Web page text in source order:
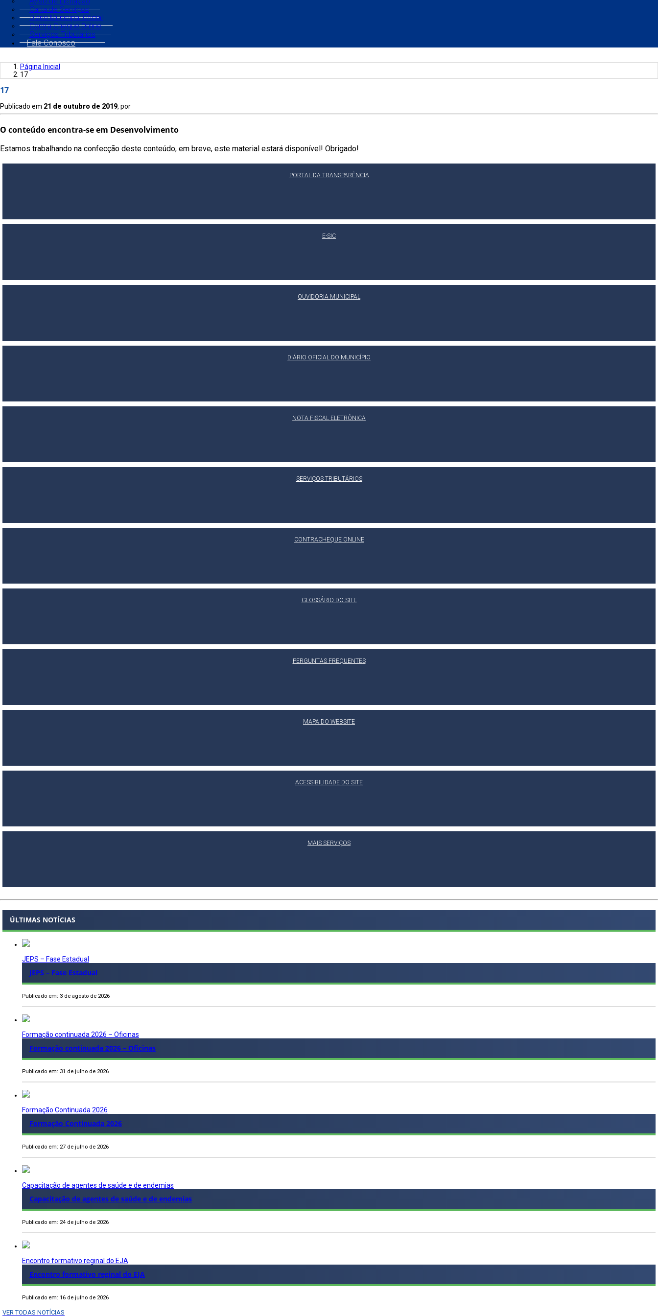
Carta de Serviços
Diário Municipal Oficial
Contra Cheque Online
Serviços Tributários
Fale Conosco
Página Inicial
17
17
Publicado em 21 de outubro de 2019, por
O conteúdo encontra-se em Desenvolvimento
Estamos trabalhando na confecção deste conteúdo, em breve, este material estará disponível! Obrigado!
PORTAL DA TRANSPARÊNCIA
E-SIC
OUVIDORIA MUNICIPAL
DIÁRIO OFICIAL DO MUNICÍPIO
NOTA FISCAL ELETRÔNICA
SERVIÇOS TRIBUTÁRIOS
CONTRACHEQUE ONLINE
GLOSSÁRIO DO SITE
PERGUNTAS FREQUENTES
MAPA DO WEBSITE
ACESSIBILIDADE DO SITE
MAIS SERVIÇOS
ÚLTIMAS NOTÍCIAS
JEPS – Fase Estadual
JEPS – Fase Estadual
Publicado em: 3 de agosto de 2026
Formação continuada 2026 – Oficinas
Formação continuada 2026 – Oficinas
Publicado em: 31 de julho de 2026
Formação Continuada 2026
Formação Continuada 2026
Publicado em: 27 de julho de 2026
Capacitação de agentes de saúde e de endemias
Capacitação de agentes de saúde e de endemias
Publicado em: 24 de julho de 2026
Encontro formativo reginal do EJA
Encontro formativo reginal do EJA
Publicado em: 16 de julho de 2026
VER TODAS NOTÍCIAS